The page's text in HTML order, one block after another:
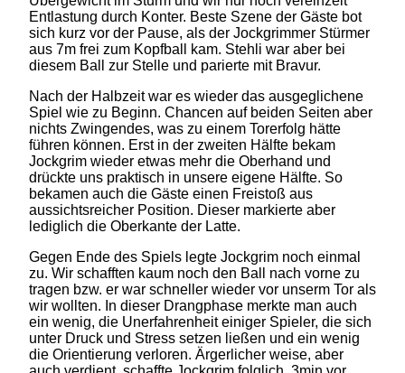
Entlastung durch Konter. Beste Szene der Gäste bot
sich kurz vor der Pause, als der Jockgrimmer Stürmer
aus 7m frei zum Kopfball kam. Stehli war aber bei
diesem Ball zur Stelle und parierte mit Bravur.
Nach der Halbzeit war es wieder das ausgeglichene
Spiel wie zu Beginn. Chancen auf beiden Seiten aber
nichts Zwingendes, was zu einem Torerfolg hätte
führen können. Erst in der zweiten Hälfte bekam
Jockgrim wieder etwas mehr die Oberhand und
drückte uns praktisch in unsere eigene Hälfte. So
bekamen auch die Gäste einen Freistoß aus
aussichtsreicher Position. Dieser markierte aber
lediglich die Oberkante der Latte.
Gegen Ende des Spiels legte Jockgrim noch einmal
zu. Wir schafften kaum noch den Ball nach vorne zu
tragen bzw. er war schneller wieder vor unserm Tor als
wir wollten. In dieser Drangphase merkte man auch
ein wenig, die Unerfahrenheit einiger Spieler, die sich
unter Druck und Stress setzen ließen und ein wenig
die Orientierung verloren. Ärgerlicher weise, aber